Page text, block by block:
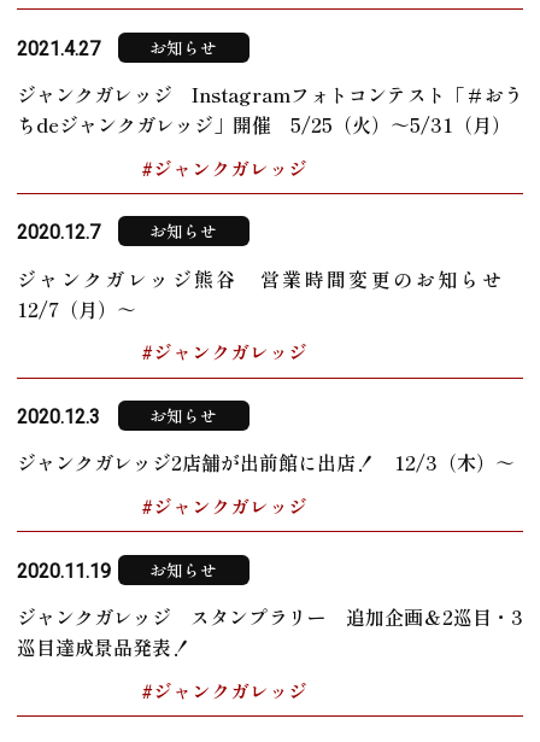
2021.4.27 お知らせ
ジャンクガレッジ Instagramフォトコンテスト「＃おう
ちdeジャンクガレッジ」開催 5/25（火）～5/31（月）
#ジャンクガレッジ
2020.12.7 お知らせ
ジャンクガレッジ熊谷 営業時間変更のお知らせ
12/7（月）～
#ジャンクガレッジ
2020.12.3 お知らせ
ジャンクガレッジ2店舗が出前館に出店！ 12/3（木）～
#ジャンクガレッジ
2020.11.19 お知らせ
ジャンクガレッジ スタンプラリー 追加企画＆2巡目・3
巡目達成景品発表！
#ジャンクガレッジ